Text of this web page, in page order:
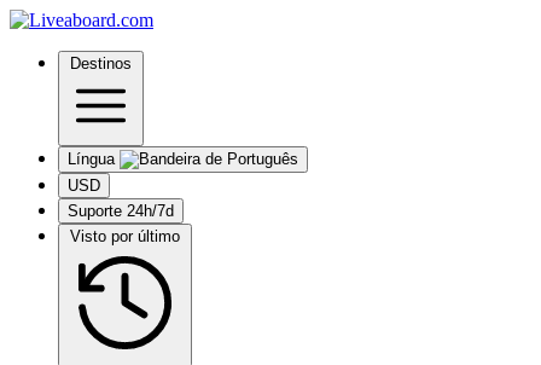
Destinos
Língua
USD
Suporte 24h/7d
Visto por último